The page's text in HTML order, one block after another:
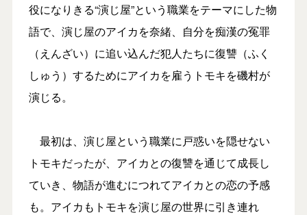
役になりきる“演じ屋”という職業をテーマにした物
語で、演じ屋のアイカを奈緒、自分を痴漢の冤罪
（えんざい）に追い込んだ犯人たちに復讐（ふく
しゅう）するためにアイカを雇うトモキを磯村が
演じる。
最初は、演じ屋という職業に戸惑いを隠せない
トモキだったが、アイカとの復讐を通じて成長し
ていき、物語が進むにつれてアイカとの恋の予感
も。アイカもトモキを演じ屋の世界に引き連れ